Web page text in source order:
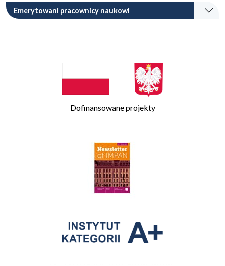
Emerytowani pracownicy naukowi
Dofinansowane projekty